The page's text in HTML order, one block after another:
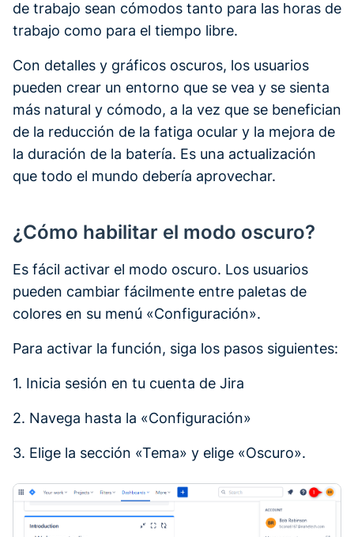
de trabajo sean cómodos tanto para las horas de
trabajo como para el tiempo libre.
Con detalles y gráficos oscuros, los usuarios
pueden crear un entorno que se vea y se sienta
más natural y cómodo, a la vez que se benefician
de la reducción de la fatiga ocular y la mejora de
la duración de la batería. Es una actualización
que todo el mundo debería aprovechar.
¿Cómo habilitar el modo oscuro?
Es fácil activar el modo oscuro. Los usuarios
pueden cambiar fácilmente entre paletas de
colores en su menú «Configuración».
Para activar la función, siga los pasos siguientes:
1. Inicia sesión en tu cuenta de Jira
2. Navega hasta la «Configuración»
3. Elige la sección «Tema» y elige «Oscuro».